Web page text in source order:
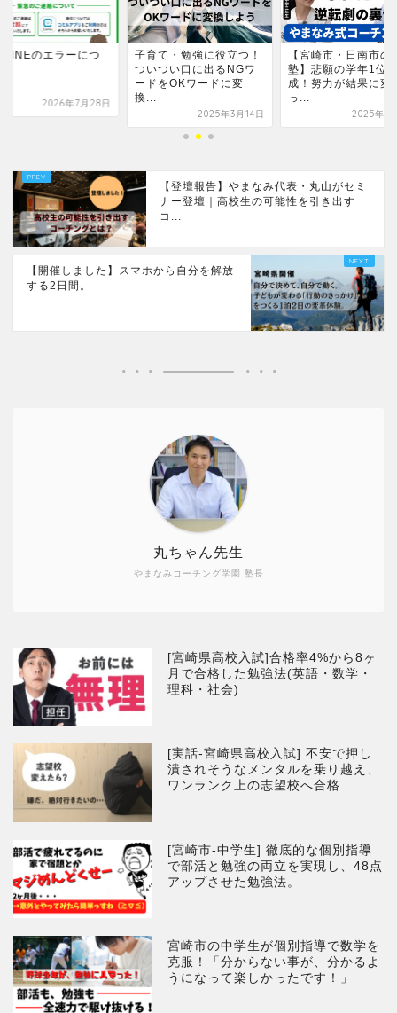
子育て・勉強に役立つ！
ついつい口に出るNGワ
換...
2025年3月14日
【宮崎市・日南市の学習
塾】悲願の学年1位を達
成！努力が結果に変わ
2025年10月1日
公式LINEの
いて
【登壇報告】やまなみ代表・丸山がセミ
ナー登壇｜高校生の可能性を引き出す
コ...
【開催しました】スマホから自分を解放
する2日間。
やまなみコーチング学園 塾長
丸ちゃん先生
[宮崎県高校入試]合格率4%から8ヶ
月で合格した勉強法(英語・数学・
理科・社会)
[実話-宮崎県高校入試] 不安で押し
潰されそうなメンタルを乗り越え、
ワンランク上の志望校へ合格
[宮崎市-中学生] 徹底的な個別指導
で部活と勉強の両立を実現し、48点
アップさせた勉強法。
宮崎市の中学生が個別指導で数学を
克服！「分からない事が、分かるよ
うになって楽しかったです！」